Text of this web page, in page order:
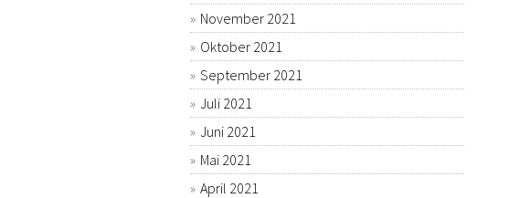
November 2021
Oktober 2021
September 2021
Juli 2021
Juni 2021
Mai 2021
April 2021